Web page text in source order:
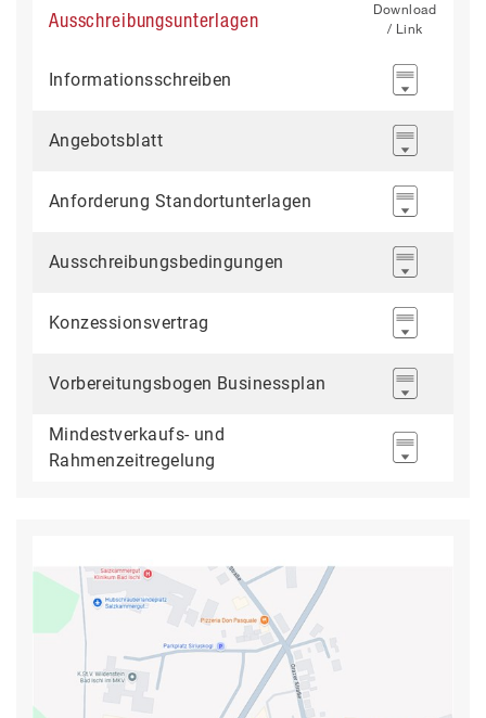
Ausschreibungsunterlagen
Download
/ Link
Informationsschreiben
Angebotsblatt
Anforderung Standortunterlagen
Ausschreibungsbedingungen
Konzessionsvertrag
Vorbereitungsbogen Businessplan
Mindestverkaufs- und
Rahmenzeitregelung